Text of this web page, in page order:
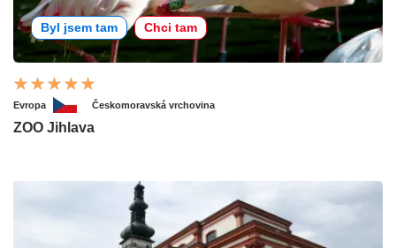
Byl jsem tam Chci tam
Evropa Českomoravská vrchovina
ZOO Jihlava